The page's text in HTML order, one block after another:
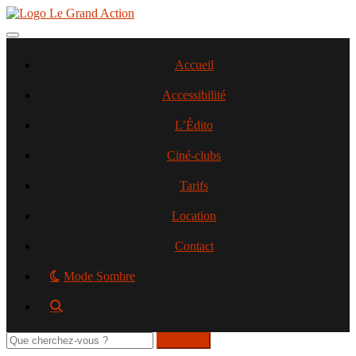
Aller
contenu
Toggle navigation
Accueil
Accessibilité
L’Édito
Ciné-clubs
Tarifs
Location
Contact
Mode Sombre
Rechercher
sur